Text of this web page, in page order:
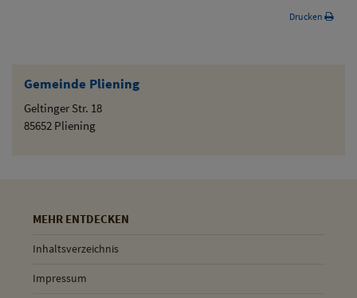
Gemeinde Pliening
Geltinger Str. 18
85652 Pliening
Drucken
MEHR ENTDECKEN
Inhaltsverzeichnis
Impressum